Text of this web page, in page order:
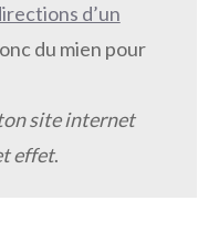
d’un
du mien pour
site internet
effet.